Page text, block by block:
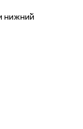
нижний